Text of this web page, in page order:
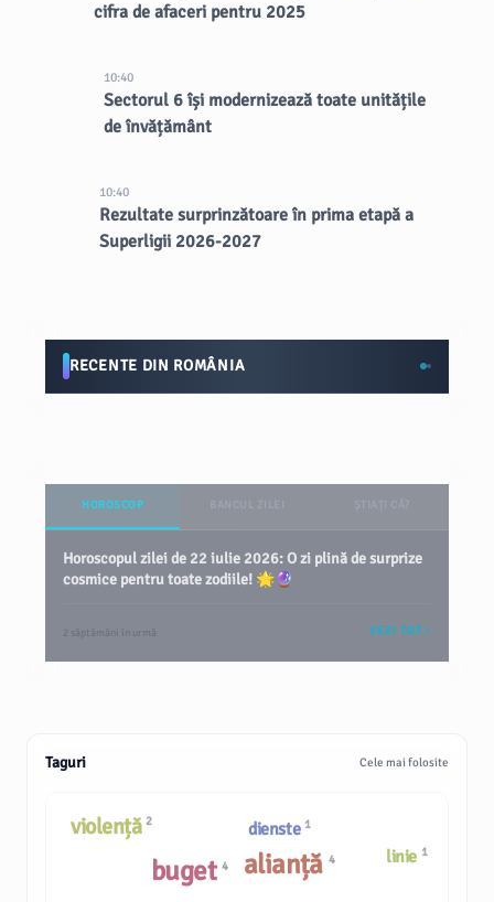
cifra de afaceri pentru 2025
10:40
Sectorul 6 își modernizează toate unitățile
de învățământ
10:40
Rezultate surprinzătoare în prima etapă a
Superligii 2026-2027
RECENTE DIN ROMÂNIA
HOROSCOP
Horoscopul zilei de 22 iulie 2026: O zi plină de surprize
cosmice pentru toate zodiile! 🌟🔮
2 săptămâni în urmă VEZI TOT
Taguri Cele mai folosite
buget4
dienste 1
violență 2
linie 1
alianță 4